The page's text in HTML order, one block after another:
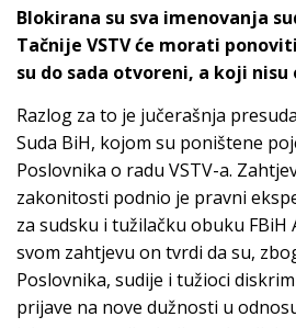
Blokirana su sva imenovanja
Tačnije VSTV će morati
su do sada otvoreni, a koji nisu
Razlog za to je jučerašnja
Suda BiH, kojom su poništene
Poslovnika o radu VSTV-a.
zakonitosti podnio je pravni
za sudsku i tužilačku obuku FBiH
svom zahtjevu on tvrdi da su,
Poslovnika, sudije i tužioci
prijave na nove dužnosti u